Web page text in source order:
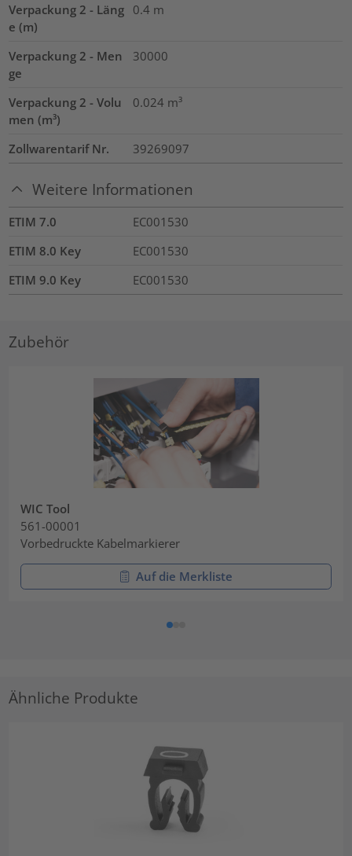
Verpackung 2 - Läng
e (m)
0.4 m
Verpackung 2 - Men
ge
30000
Verpackung 2 - Volu
men (m³)
0.024 m³
Zollwarentarif Nr. 39269097
Weitere Informationen
ETIM 7.0
EC001530
ETIM 8.0 Key
EC001530
ETIM 9.0 Key
EC001530
Zubehör
WIC Tool
561-00001
Vorbedruckte Kabelmarkierer
Auf die Merkliste
Ähnliche Produkte